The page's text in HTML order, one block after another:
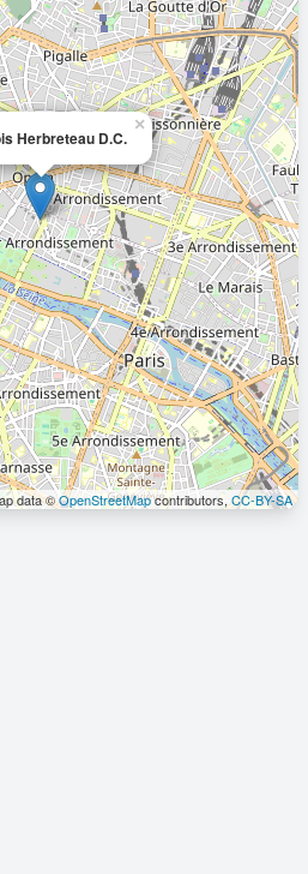
Herbreteau D.C.
×
data ©OpenStreetMapcontributors, CC-BY-SA